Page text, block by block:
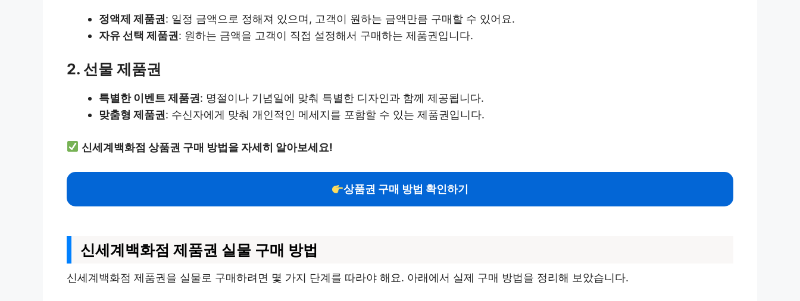
정액제 제품권: 일정 금액으로 정해져 있으며, 고객이 원하는 금액만큼 구매할 수 있어요.
자유 선택 제품권: 원하는 금액을 고객이 직접 설정해서 구매하는 제품권입니다.
2. 선물 제품권
특별한 이벤트 제품권: 명절이나 기념일에 맞춰 특별한 디자인과 함께 제공됩니다.
맞춤형 제품권: 수신자에게 맞춰 개인적인 메세지를 포함할 수 있는 제품권입니다.
신세계백화점 상품권 구매 방법을 자세히 알아보세요!
상품권 구매 방법 확인하기
신세계백화점 제품권 실물 구매 방법
신세계백화점 제품권을 실물로 구매하려면 몇 가지 단계를 따라야 해요. 아래에서 실제 구매 방법을 정리해 보았습니다.